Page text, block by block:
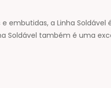
a Linha
Soldável também é uma